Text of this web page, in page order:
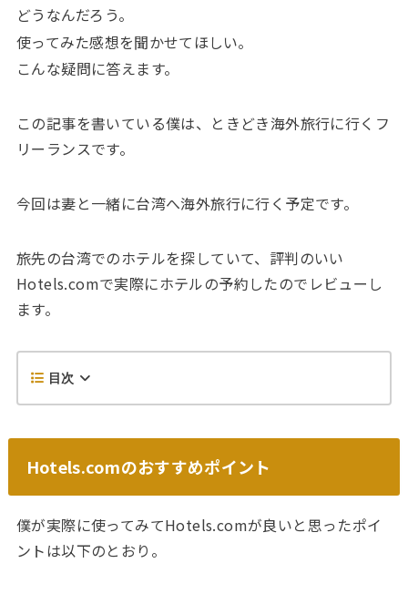
どうなんだろう。
使ってみた感想を聞かせてほしい。
こんな疑問に答えます。
この記事を書いている僕は、ときどき海外旅行に行くフ
リーランスです。
今回は妻と一緒に台湾へ海外旅行に行く予定です。
旅先の台湾でのホテルを探していて、評判のいい
Hotels.comで実際にホテルの予約したのでレビューし
ます。
目次
Hotels.comのおすすめポイント
僕が実際に使ってみてHotels.comが良いと思ったポイ
ントは以下のとおり。